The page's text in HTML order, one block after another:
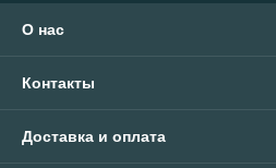
О нас
Контакты
Доставка и оплата